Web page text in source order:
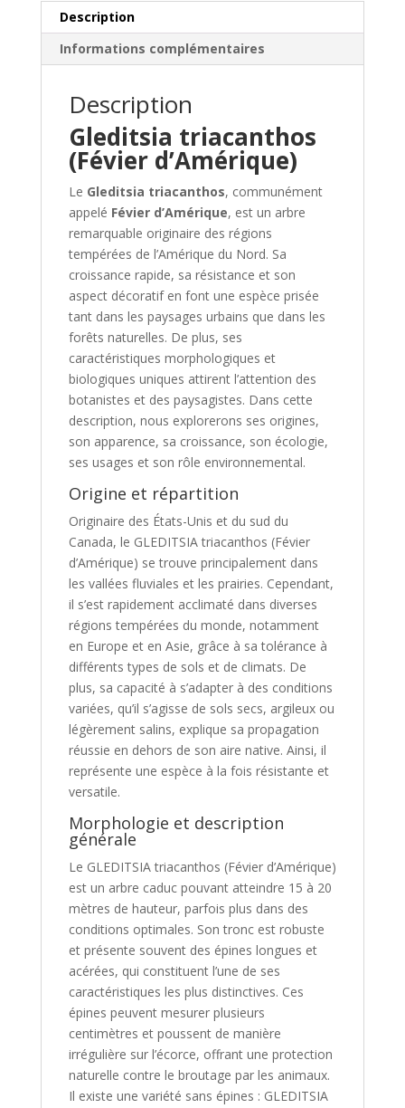
:
Description
Informations complémentaires
Description
Gleditsia triacanthos
(Févier d’Amérique)
Le Gleditsia triacanthos, communément
appelé Févier d’Amérique, est un arbre
remarquable originaire des régions
tempérées de l’Amérique du Nord. Sa
croissance rapide, sa résistance et son
aspect décoratif en font une espèce prisée
tant dans les paysages urbains que dans les
forêts naturelles. De plus, ses
caractéristiques morphologiques et
biologiques uniques attirent l’attention des
botanistes et des paysagistes. Dans cette
description, nous explorerons ses origines,
son apparence, sa croissance, son écologie,
ses usages et son rôle environnemental.
Origine et répartition
Originaire des États-Unis et du sud du
Canada, le GLEDITSIA triacanthos (Févier
d’Amérique) se trouve principalement dans
les vallées fluviales et les prairies. Cependant,
il s’est rapidement acclimaté dans diverses
régions tempérées du monde, notamment
en Europe et en Asie, grâce à sa tolérance à
différents types de sols et de climats. De
plus, sa capacité à s’adapter à des conditions
variées, qu’il s’agisse de sols secs, argileux ou
légèrement salins, explique sa propagation
réussie en dehors de son aire native. Ainsi, il
représente une espèce à la fois résistante et
versatile.
Morphologie et description
générale
Le GLEDITSIA triacanthos (Févier d’Amérique)
est un arbre caduc pouvant atteindre 15 à 20
mètres de hauteur, parfois plus dans des
conditions optimales. Son tronc est robuste
et présente souvent des épines longues et
acérées, qui constituent l’une de ses
caractéristiques les plus distinctives. Ces
épines peuvent mesurer plusieurs
centimètres et poussent de manière
irrégulière sur l’écorce, offrant une protection
naturelle contre le broutage par les animaux.
Il existe une variété sans épines : GLEDITSIA